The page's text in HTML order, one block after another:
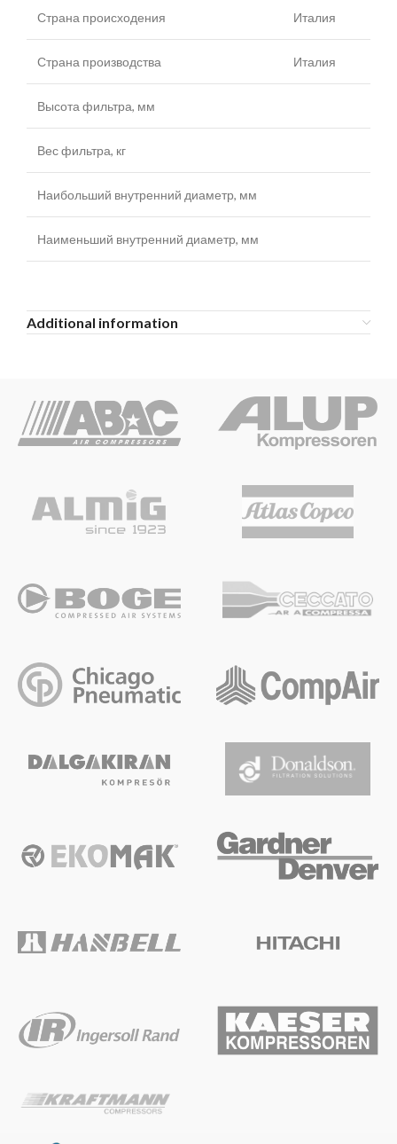
Страна происходения Италия
Страна производства Италия
Высота фильтра, мм
Вес фильтра, кг
Наибольший внутренний диаметр, мм
Наименьший внутренний диаметр, мм
Additional information